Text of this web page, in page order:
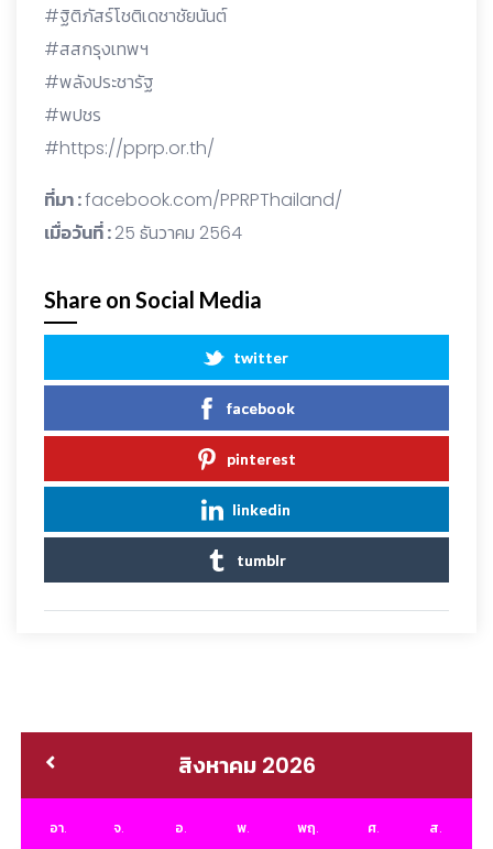
#ฐิติภัสร์โชติเดชาชัยนันต์
#สสกรุงเทพฯ
#พลังประชารัฐ
#พปชร
#https://pprp.or.th/
ที่มา :facebook.com/PPRPThailand/
เมื่อวันที่ :25 ธันวาคม 2564
Share on Social Media
twitter
facebook
pinterest
linkedin
tumblr
สิงหาคม 2026
อา. จ. อ. พ. พฤ. ศ. ส.